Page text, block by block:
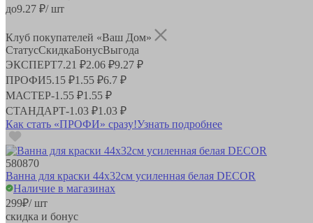
до9.27 ₽/ шт
Клуб покупателей «Ваш Дом»
СтатусСкидкаБонусВыгода
ЭКСПЕРТ7.21 ₽2.06 ₽9.27 ₽
ПРОФИ5.15 ₽1.55 ₽6.7 ₽
МАСТЕР-1.55 ₽1.55 ₽
СТАНДАРТ-1.03 ₽1.03 ₽
Как стать «ПРОФИ» сразу!Узнать подробнее
580870
Ванна для краски 44х32см усиленная белая DECOR
Наличие в магазинах
299₽/ шт
скидка и бонус